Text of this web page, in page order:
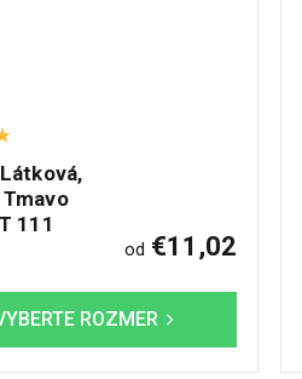
Tmavo
111
od €11,02